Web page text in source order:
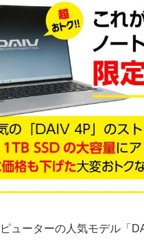
ューターの人気モデル「